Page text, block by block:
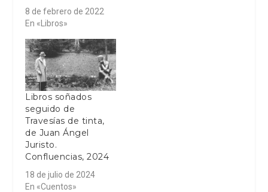
8 de febrero de 2022
En «Libros»
Libros soñados
seguido de
Travesías de tinta,
de Juan Ángel
Juristo.
Confluencias, 2024
18 de julio de 2024
En «Cuentos»